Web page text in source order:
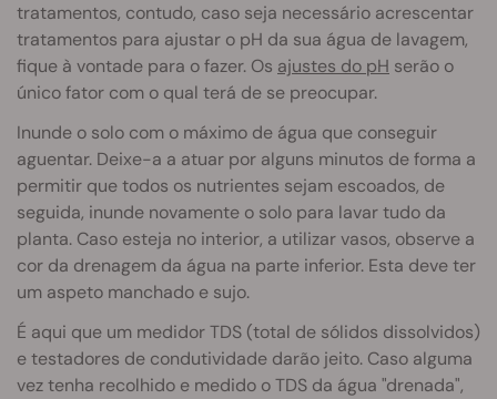
tratamentos, contudo, caso seja necessário acrescentar
tratamentos para ajustar o pH da sua água de lavagem,
fique à vontade para o fazer. Os ajustes do pH serão o
único fator com o qual terá de se preocupar.
Inunde o solo com o máximo de água que conseguir
aguentar. Deixe-a a atuar por alguns minutos de forma a
permitir que todos os nutrientes sejam escoados, de
seguida, inunde novamente o solo para lavar tudo da
planta. Caso esteja no interior, a utilizar vasos, observe a
cor da drenagem da água na parte inferior. Esta deve ter
um aspeto manchado e sujo.
É aqui que um medidor TDS (total de sólidos dissolvidos)
e testadores de condutividade darão jeito. Caso alguma
vez tenha recolhido e medido o TDS da água "drenada",